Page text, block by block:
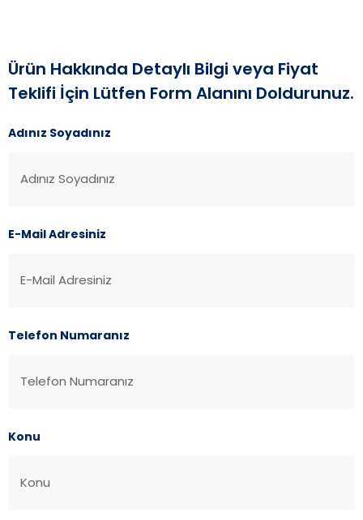
Ürün Hakkında Detaylı Bilgi veya Fiyat
Teklifi İçin Lütfen Form Alanını Doldurunuz.
Adınız Soyadınız
E-Mail Adresiniz
Telefon Numaranız
Konu